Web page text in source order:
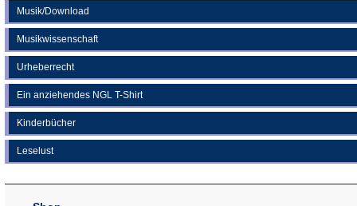
Musik/Download
Musikwissenschaft
Urheberrecht
Ein anziehendes NGL T-Shirt
Kinderbücher
Leselust